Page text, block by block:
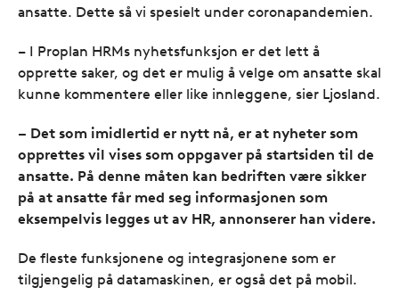
ansatte. Dette så vi spesielt under coronapandemien.
– I Proplan HRMs nyhetsfunksjon er det lett å
opprette saker, og det er mulig å velge om ansatte skal
kunne kommentere eller like innleggene, sier Ljosland.
– Det som imidlertid er nytt nå, er at nyheter som
opprettes vil vises som oppgaver på startsiden til de
ansatte. På denne måten kan bedriften være sikker
på at ansatte får med seg informasjonen som
eksempelvis legges ut av HR, annonserer han videre.
De fleste funksjonene og integrasjonene som er
tilgjengelig på datamaskinen, er også det på mobil.